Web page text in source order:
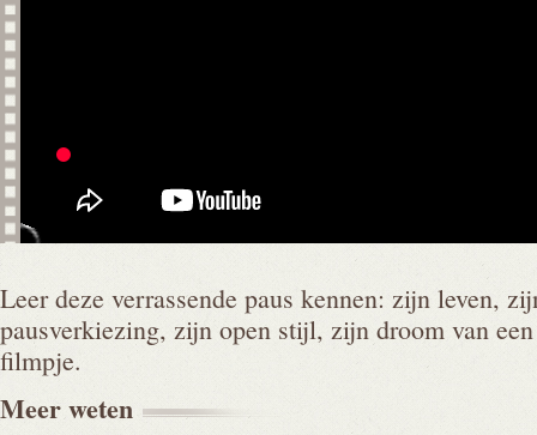
Leer deze verrassende paus kennen: zijn leven,
pausverkiezing, zijn open stijl, zijn droom van
filmpje.
Meerweten